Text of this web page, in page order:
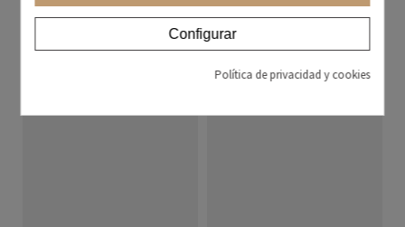
Diana Plus Natalia Taburete Ruedas
269,00 €
+ colores
Configurar
Política de privacidad y cookies